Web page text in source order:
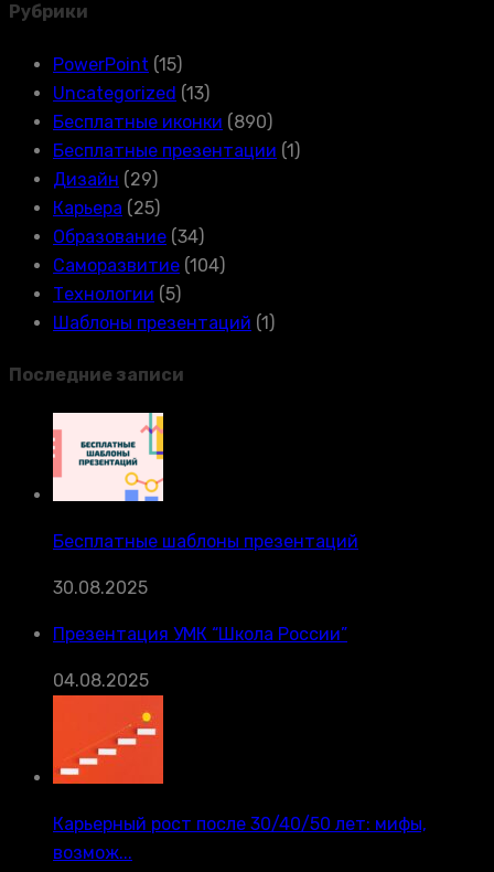
Рубрики
PowerPoint (15)
Uncategorized (13)
Бесплатные иконки (890)
Бесплатные презентации (1)
Дизайн (29)
Карьера (25)
Образование (34)
Саморазвитие (104)
Технологии (5)
Шаблоны презентаций (1)
Последние записи
Бесплатные шаблоны презентаций
30.08.2025
Презентация УМК “Школа России”
04.08.2025
Карьерный рост после 30/40/50 лет: мифы,
возмож...